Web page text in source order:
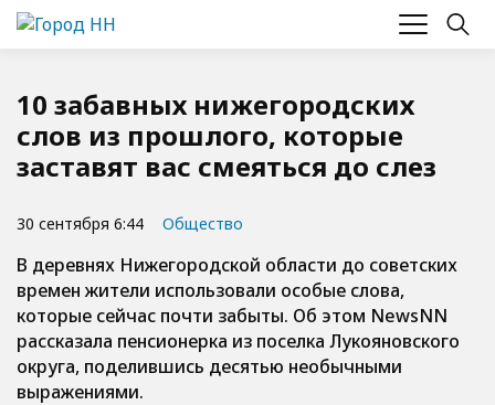
10 забавных нижегородских
слов из прошлого, которые
заставят вас смеяться до слез
30 сентября 6:44 Общество
В деревнях Нижегородской области до советских
времен жители использовали особые слова,
которые сейчас почти забыты. Об этом NewsNN
рассказала пенсионерка из поселка Лукояновского
округа, поделившись десятью необычными
выражениями.